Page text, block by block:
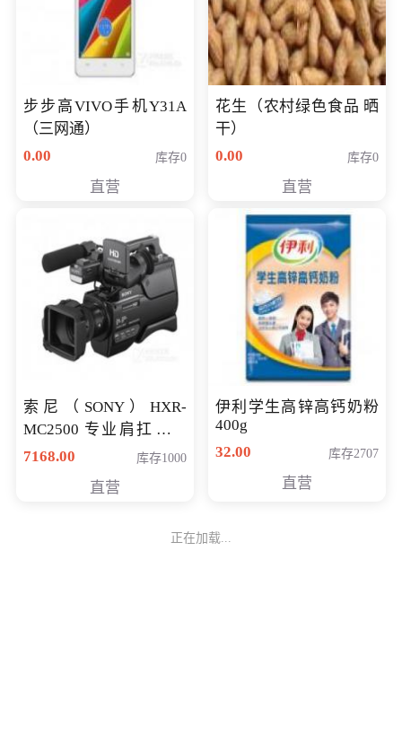
步步高VIVO手机Y31A
（三网通）
0.00
库存0
直营
花生（农村绿色食品 晒
干）
0.00
库存0
直营
索尼（SONY）HXR-
MC2500 专业肩扛式存
储卡全高清摄录一体机
清入门级摄像机
7168.00 库存1000
直营
伊利学生高锌高钙奶粉
400g
32.00
库存2707
直营
正在加载...